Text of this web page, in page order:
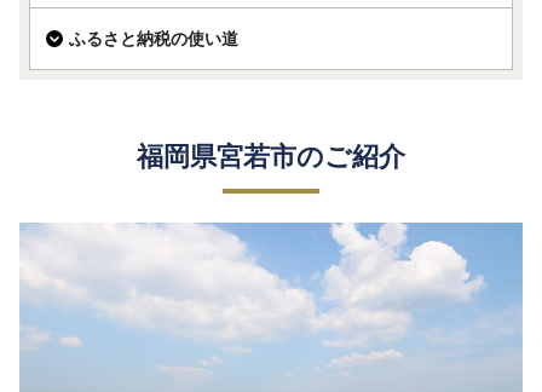
ふるさと納税の使い道
福岡県宮若市のご紹介